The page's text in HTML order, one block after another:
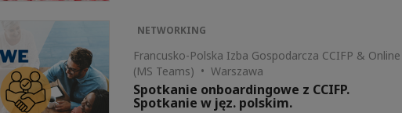
NETWORKING
Francusko-Polska Izba Gospodarcza CCIFP & Online
(MS Teams) • Warszawa
Spotkanie onboardingowe z CCIFP.
Spotkanie w jęz. polskim.